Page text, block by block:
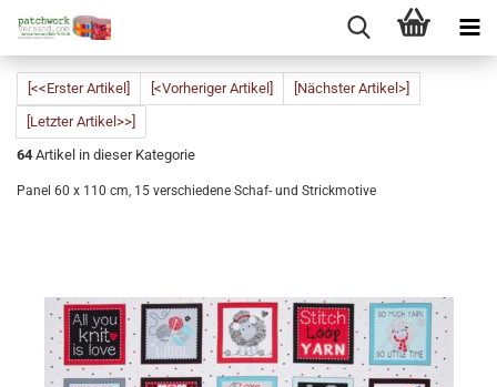
[<<Erster Artikel] [<Vorheriger Artikel]
[Nächster Artikel>]
[Letzter Artikel>>]
64 Artikel in dieser Kategorie
Panel 60 x 110 cm, 15 verschiedene Schaf- und Strickmotive